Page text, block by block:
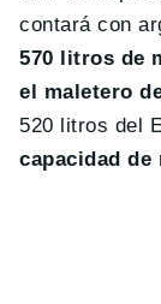
contará con
570 litros de
el maletero
520 litros del
capacidad de